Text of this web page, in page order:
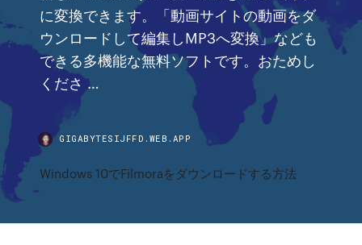
に変換できます。「動画サイトの動画をダ
ウンロードして編集しMP3へ変換」なども
できる多機能な無料ソフトです。おためし
くださ …
GIGABYTESIJFFD.WEB.APP
Windows 10でFilmoraをダウンロードする方法